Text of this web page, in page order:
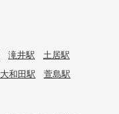
滝井駅
土居駅
大和田駅 萱島駅